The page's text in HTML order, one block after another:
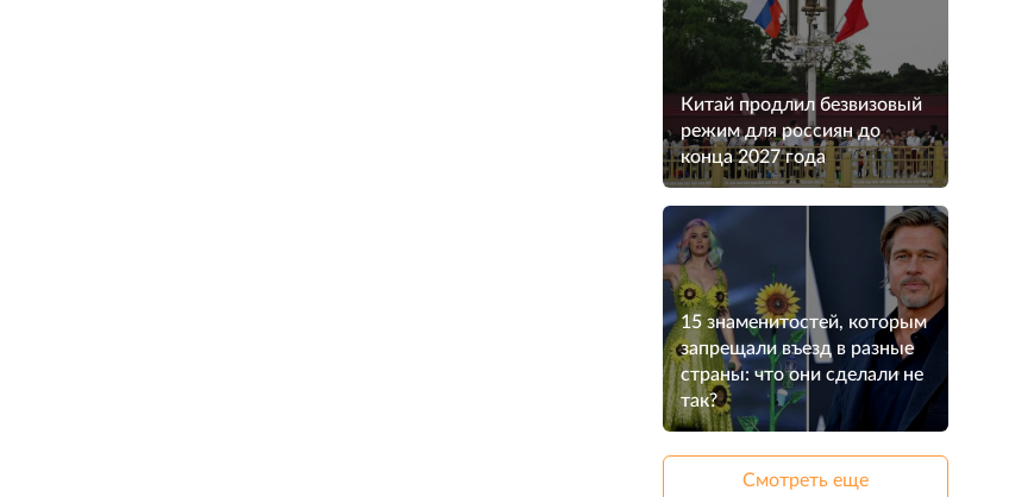
Китай продлил безвизовый
режим для россиян до
конца 2027 года
15 знаменитостей, которым
запрещали въезд в разные
страны: что они сделали не
так?
Смотреть еще